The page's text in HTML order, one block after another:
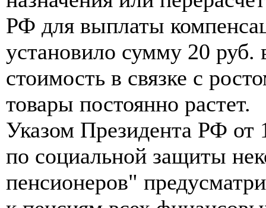
РФ для выплаты
установило сумму 20 руб.
стоимость в связке с
товары постоянно растет.
Указом Президента РФ
по социальной защиты
пенсионеров"